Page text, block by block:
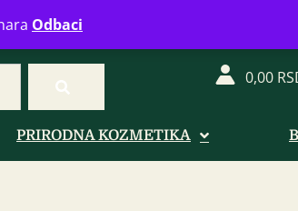
Odbaci
Radno vreme: Ponedeljak - Petak od 08-
0,00
PRIRODNA KOZMETIKA